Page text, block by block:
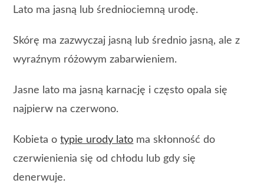
Lato ma jasną lub średniociemną urodę.
Skórę ma zazwyczaj jasną lub średnio jasną, ale z
wyraźnym różowym zabarwieniem.
Jasne lato ma jasną karnację i często opala się
najpierw na czerwono.
Kobieta otypie urody lato ma skłonność do
czerwienienia się od chłodu lub gdy się
denerwuje.